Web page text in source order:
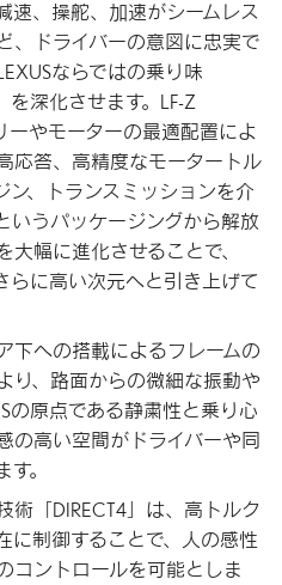
速、操舵、加速がシームレス
、ドライバーの意図に忠実で
ならではの乗り味
」を深化させます。LF-Z
ーやモーターの最適配置によ
応答、高精度なモータートル
ン、トランスミッションを介
いうパッケージングから解放
大幅に進化させることで、
さらに高い次元へと引き上げて
下への搭載によるフレームの
り、路面からの微細な振動や
の原点である静粛性と乗り心
の高い空間がドライバーや同
。
術「DIRECT4」は、高トルク
に制御することで、人の感性
コントロールを可能としま